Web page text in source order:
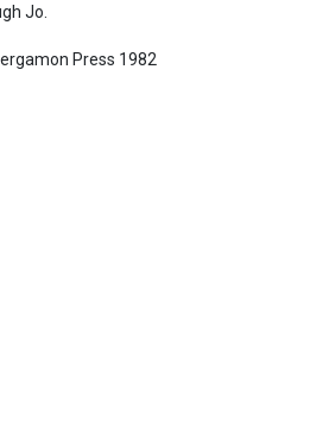
Jo.
Press 1982